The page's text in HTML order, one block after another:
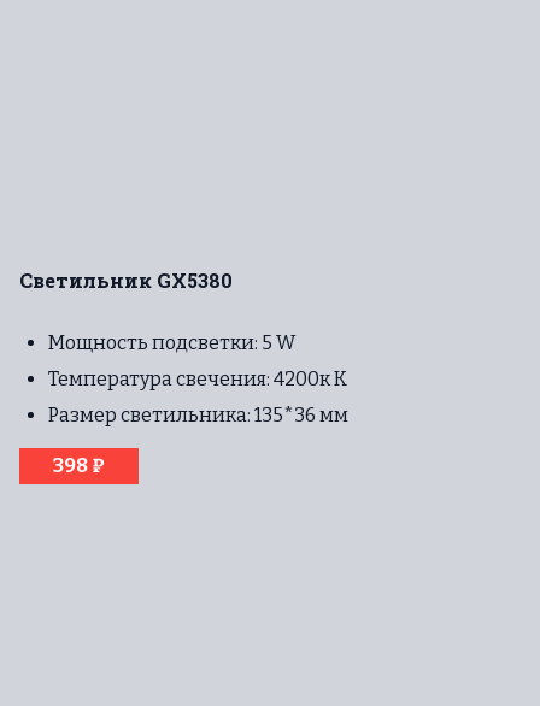
Светильник GX5380
Мощность подсветки: 5 W
Температура свечения: 4200к К
Размер светильника: 135*36 мм
398 ₽